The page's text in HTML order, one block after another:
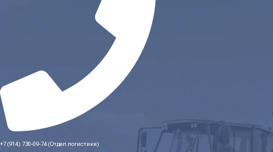
+7 (914) 730-09-74 (Отдел логистики)